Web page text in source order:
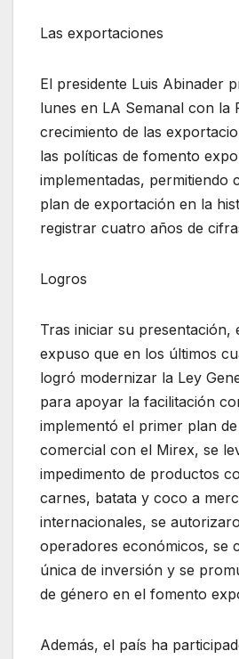
Las exportaciones
El presidente Luis Abinader
lunes en LA Semanal con la
crecimiento de las
las políticas de fomento
implementadas, permitiendo
plan de exportación en la
registrar cuatro años de
Logros
Tras iniciar su presentación,
expuso que en los últimos
logró modernizar la Ley
para apoyar la facilitación
implementó el primer plan
comercial con el Mirex, se
impedimento de productos
carnes, batata y coco a
internacionales, se
operadores económicos, se
única de inversión y se
de género en el fomento
Además, el país ha